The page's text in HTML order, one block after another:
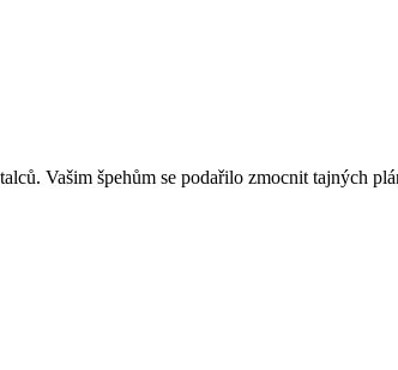
Vašim špehům se podařilo zmocnit tajných